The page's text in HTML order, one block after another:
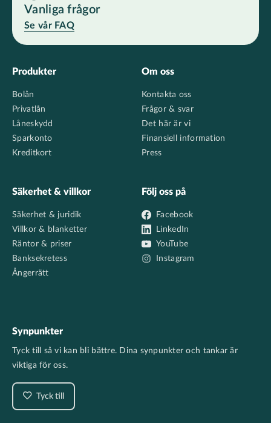
Vanliga frågor
Se vår FAQ
Footer
Produkter
Bolån
Privatlån
Låneskydd
Sparkonto
Kreditkort
Om oss
Kontakta oss
Frågor & svar
Det här är vi
Finansiell information
Press
Säkerhet & villkor
Säkerhet & juridik
Villkor & blanketter
Räntor & priser
Banksekretess
Ångerrätt
Följ oss på
Facebook
LinkedIn
YouTube
Instagram
Synpunkter
Tyck till så vi kan bli bättre. Dina synpunkter och tankar är
viktiga för oss.
Tyck till